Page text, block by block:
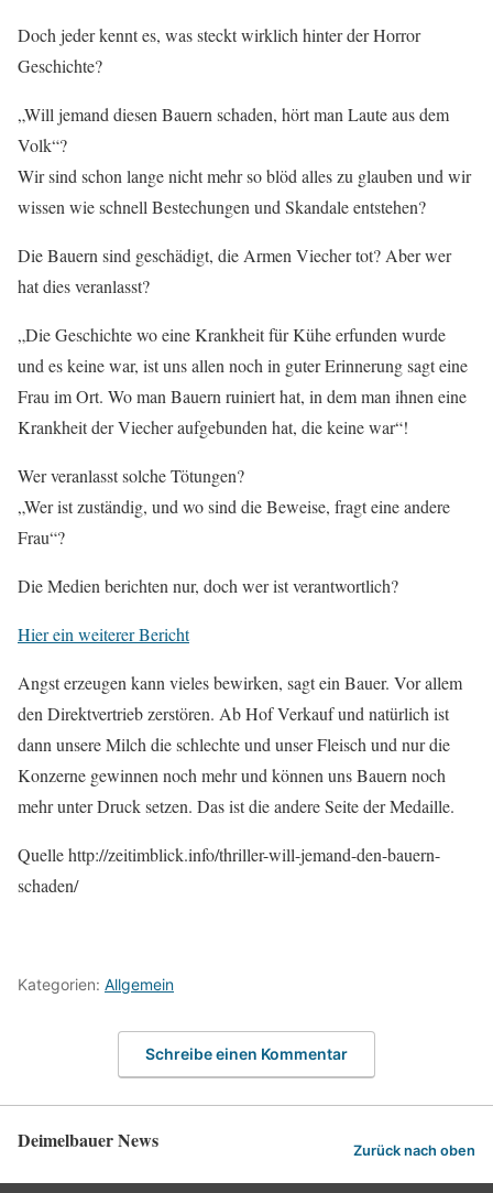
Doch jeder kennt es, was steckt wirklich hinter der Horror
Geschichte?
„Will jemand diesen Bauern schaden, hört man Laute aus dem
Volk“?
Wir sind schon lange nicht mehr so blöd alles zu glauben und wir
wissen wie schnell Bestechungen und Skandale entstehen?
Die Bauern sind geschädigt, die Armen Viecher tot? Aber wer
hat dies veranlasst?
„Die Geschichte wo eine Krankheit für Kühe erfunden wurde
und es keine war, ist uns allen noch in guter Erinnerung sagt eine
Frau im Ort. Wo man Bauern ruiniert hat, in dem man ihnen eine
Krankheit der Viecher aufgebunden hat, die keine war“!
Wer veranlasst solche Tötungen?
„Wer ist zuständig, und wo sind die Beweise, fragt eine andere
Frau“?
Die Medien berichten nur, doch wer ist verantwortlich?
Hier ein weiterer Bericht
Angst erzeugen kann vieles bewirken, sagt ein Bauer. Vor allem
den Direktvertrieb zerstören. Ab Hof Verkauf und natürlich ist
dann unsere Milch die schlechte und unser Fleisch und nur die
Konzerne gewinnen noch mehr und können uns Bauern noch
mehr unter Druck setzen. Das ist die andere Seite der Medaille.
Quelle http://zeitimblick.info/thriller-will-jemand-den-bauern-
schaden/
Kategorien: Allgemein
Schreibe einen Kommentar
Deimelbauer News Zurück nach oben